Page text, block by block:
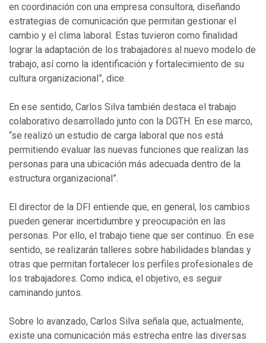
en coordinación con una empresa consultora, diseñando
estrategias de comunicación que permitan gestionar el
cambio y el clima laboral. Estas tuvieron como finalidad
lograr la adaptación de los trabajadores al nuevo modelo de
trabajo, así como la identificación y fortalecimiento de su
cultura organizacional”, dice.
En ese sentido, Carlos Silva también destaca el trabajo
colaborativo desarrollado junto con la DGTH. En ese marco,
“se realizó un estudio de carga laboral que nos está
permitiendo evaluar las nuevas funciones que realizan las
personas para una ubicación más adecuada dentro de la
estructura organizacional”.
El director de la DFI entiende que, en general, los cambios
pueden generar incertidumbre y preocupación en las
personas. Por ello, el trabajo tiene que ser continuo. En ese
sentido, se realizarán talleres sobre habilidades blandas y
otras que permitan fortalecer los perfiles profesionales de
los trabajadores. Como indica, el objetivo, es seguir
caminando juntos.
Sobre lo avanzado, Carlos Silva señala que, actualmente,
existe una comunicación más estrecha entre las diversas